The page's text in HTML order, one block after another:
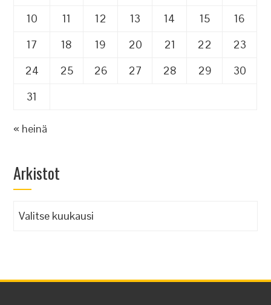
10
11 12 13 14 15
16
17
18 19 20 21 22
23
24
25 26 27 28 29
30
31
« heinä
Arkistot
Arkistot